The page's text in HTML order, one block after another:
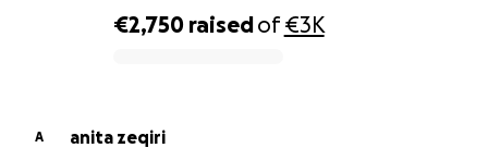
€2,750 raisedof€3K
A
anita zeqiri